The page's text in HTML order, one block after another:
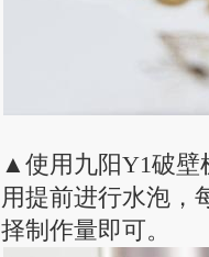
▲使用九阳Y1破壁
用提前进行水泡，
择制作量即可。